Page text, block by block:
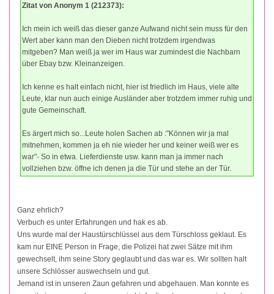
Zitat von Anonym 1 (212373):
Ich mein ich weiß das dieser ganze Aufwand nicht sein muss für den
Wert aber kann man den Dieben nicht trotzdem irgendwas
mitgeben? Man weiß ja wer im Haus war zumindest die Nachbarn
über Ebay bzw. Kleinanzeigen.
Ich kenne es halt einfach nicht, hier ist friedlich im Haus, viele alte
Leute, klar nun auch einige Ausländer aber trotzdem immer ruhig und
gute Gemeinschaft.
Es ärgert mich so...Leute holen Sachen ab :"Können wir ja mal
mitnehmen, kommen ja eh nie wieder her und keiner weiß wer es
war"- So in etwa. Lieferdienste usw. kann man ja immer nach
vollziehen bzw. öffne ich denen ja die Tür und stehe an der Tür.
Ganz ehrlich?
Verbuch es unter Erfahrungen und hak es ab.
Uns wurde mal der Haustürschlüssel aus dem Türschloss geklaut. Es
kam nur EINE Person in Frage, die Polizei hat zwei Sätze mit ihm
gewechselt, ihm seine Story geglaubt und das war es. Wir sollten halt
unsere Schlösser auswechseln und gut.
Jemand ist in unseren Zaun gefahren und abgehauen. Man konnte es